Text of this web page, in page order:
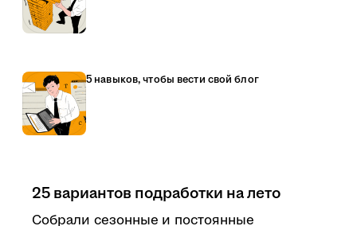
5 навыков, чтобы вести свой блог
25 вариантов подработки на лето
Собрали сезонные и постоянные